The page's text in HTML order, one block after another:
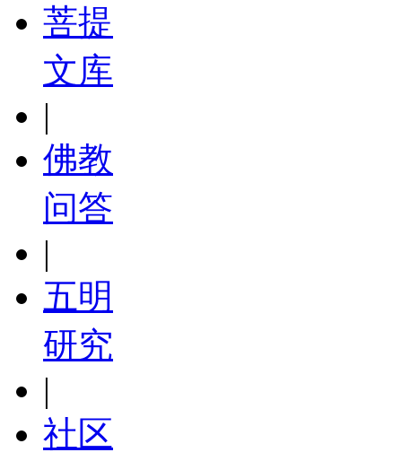
菩提
文库
|
佛教
问答
|
五明
研究
|
社区